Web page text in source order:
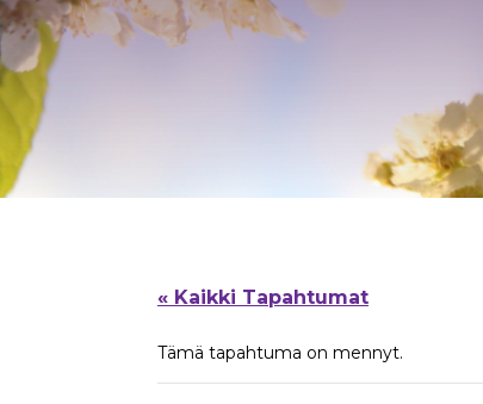
« Kaikki Tapahtumat
Tämä tapahtuma on mennyt.